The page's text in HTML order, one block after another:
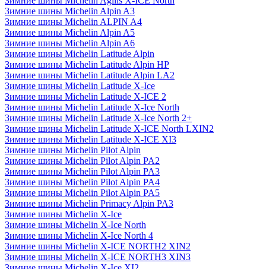
Зимние шины Michelin Alpin A3
Зимние шины Michelin ALPIN A4
Зимние шины Michelin Alpin A5
Зимние шины Michelin Alpin A6
Зимние шины Michelin Latitude Alpin
Зимние шины Michelin Latitude Alpin HP
Зимние шины Michelin Latitude Alpin LA2
Зимние шины Michelin Latitude X-Ice
Зимние шины Michelin Latitude X-ICE 2
Зимние шины Michelin Latitude X-Ice North
Зимние шины Michelin Latitude X-Ice North 2+
Зимние шины Michelin Latitude X-ICE North LXIN2
Зимние шины Michelin Latitude X-ICE XI3
Зимние шины Michelin Pilot Alpin
Зимние шины Michelin Pilot Alpin PA2
Зимние шины Michelin Pilot Alpin PA3
Зимние шины Michelin Pilot Alpin PA4
Зимние шины Michelin Pilot Alpin PA5
Зимние шины Michelin Primacy Alpin PA3
Зимние шины Michelin X-Ice
Зимние шины Michelin X-Ice North
Зимние шины Michelin X-Ice North 4
Зимние шины Michelin X-ICE NORTH2 XIN2
Зимние шины Michelin X-ICE NORTH3 XIN3